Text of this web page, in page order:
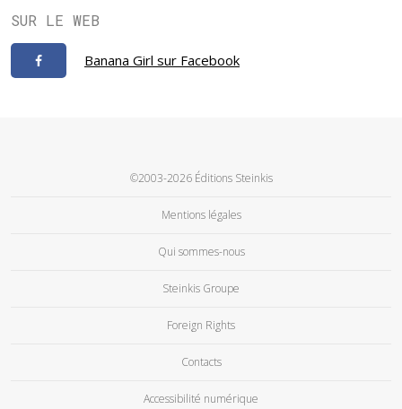
SUR LE WEB
Banana Girl sur Facebook
©2003-2026 Éditions Steinkis
Mentions légales
Qui sommes-nous
Steinkis Groupe
Foreign Rights
Contacts
Accessibilité numérique